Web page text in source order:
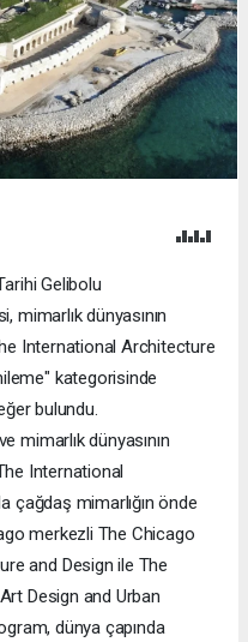
Gelibolu
mimarlık dünyasının
International Architecture
kategorisinde
bulundu.
mimarlık dünyasının
International
çağdaş mimarlığın önde
merkezli The Chicago
and Design ile The
Design and Urban
dünya çapında